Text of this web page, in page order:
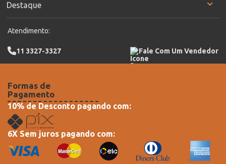
Destaque
Atendimento:
11 3327-3327 Fale Com Um Vendedor
Formas de
Pagamento
10% de Desconto pagando com:
6X Sem juros pagando com: